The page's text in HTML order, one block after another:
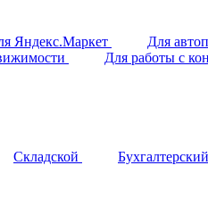
Яндекс.Маркет Для
Для работы с
Складской Бухгалтерский